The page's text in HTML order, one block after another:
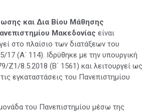
και Δια Βίου Μάθησης
Μακεδονίας είναι
στο πλαίσιο των διατάξεων του
17 (Α΄ 114). Ιδρύθηκε με την υπουργική
Ζ1/8.5.2018 (Β΄ 1561) και λειτουργεί ως
εγκαταστάσεις του Πανεπιστημίου
του Πανεπιστημίου μέσω της